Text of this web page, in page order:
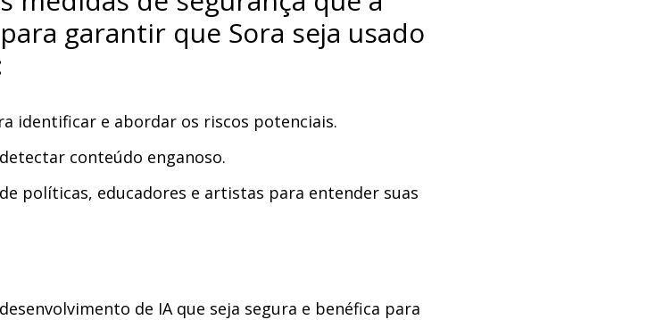
garantir que Sora seja usado
identificar e abordar os riscos potenciais.
conteúdo enganoso.
políticas, educadores e artistas para entender suas
de IA que seja segura e benéfica para